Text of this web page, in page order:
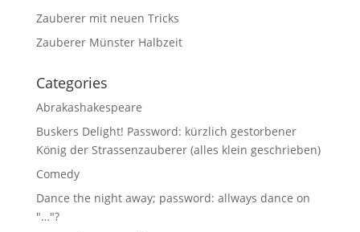
Zauberer mit neuen Tricks
Zauberer Münster Halbzeit
Categories
Abrakashakespeare
Buskers Delight! Password: kürzlich gestorbener
König der Strassenzauberer (alles klein geschrieben)
Comedy
Dance the night away; password: allways dance on
"…"?